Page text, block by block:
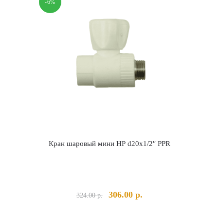
-6%
Кран шаровый мини НР d20х1/2″ PPR
324.00р.
Первоначальная
306.00 р.